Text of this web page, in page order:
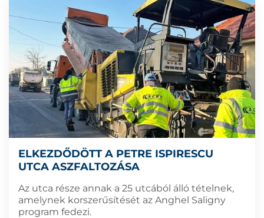
ELKEZDŐDÖTT A PETRE ISPIRESCU
UTCA ASZFALTOZÁSA
Az utca része annak a 25 utcából álló tételnek,
amelynek korszerűsítését az Anghel Saligny
program fedezi.